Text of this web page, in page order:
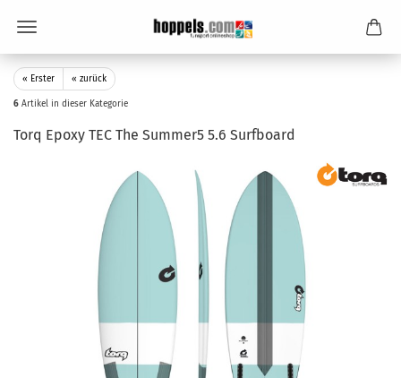
« Erster « zurück
6 Artikel in dieser Kategorie
Torq Epoxy TEC The Summer5 5.6 Surfboard